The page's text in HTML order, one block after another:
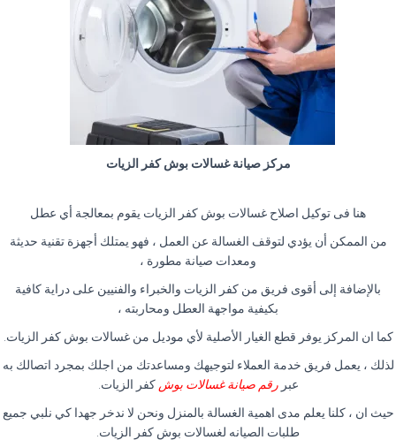
مركز صيانة غسالات بوش كفر الزيات
هنا فى توكيل اصلاح غسالات بوش كفر الزيات يقوم بمعالجة أي عطل
من الممكن أن يؤدي لتوقف الغسالة عن العمل ، فهو يمتلك أجهزة تقنية حديثة
ومعدات صيانة مطورة ،
بالإضافة إلى أقوى فريق من كفر الزيات والخبراء والفنيين على دراية كافية
بكيفية مواجهة العطل ومحاربته ،
كما ان المركز يوفر قطع الغيار الأصلية لأي موديل من غسالات بوش كفر الزيات.
لذلك ، يعمل فريق خدمة العملاء لتوجيهك ومساعدتك من اجلك بمجرد اتصالك به
عبررقم صيانة غسالات بوش كفر الزيات.
حيث ان ، كلنا يعلم مدى اهمية الغسالة بالمنزل ونحن لا ندخر جهدا كي نلبي جميع
طلبات الصيانه لغسالات بوش كفر الزيات.